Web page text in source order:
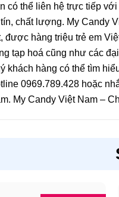
có thể liên hệ trực tiếp
chất lượng. My Candy
được hàng triệu trẻ em
tạp hoá cũng như các
khách hàng có thể tìm
0969.789.428 hoặc
My Candy Việt Nam –